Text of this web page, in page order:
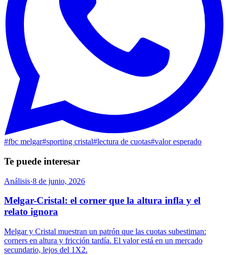
#fbc melgar#sporting cristal#lectura de cuotas#valor esperado
Te puede interesar
Análisis·8 de junio, 2026
Melgar-Cristal: el corner que la altura infla y el
relato ignora
Melgar y Cristal muestran un patrón que las cuotas subestiman:
corners en altura y fricción tardía. El valor está en un mercado
secundario, lejos del 1X2.